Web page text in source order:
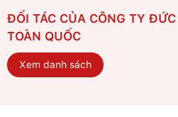
ĐỐI TÁC CỦA CÔNG TY
TOÀN QUỐC
Xem danh sách